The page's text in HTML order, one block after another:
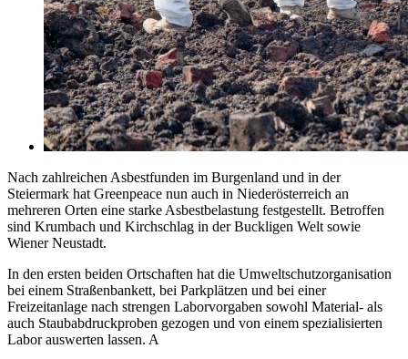
Nach zahlreichen Asbestfunden im Burgenland und in der
Steiermark hat Greenpeace nun auch in Niederösterreich an
mehreren Orten eine starke Asbestbelastung festgestellt. Betroffen
sind Krumbach und Kirchschlag in der Buckligen Welt sowie
Wiener Neustadt.
In den ersten beiden Ortschaften hat die Umweltschutzorganisation
bei einem Straßenbankett, bei Parkplätzen und bei einer
Freizeitanlage nach strengen Laborvorgaben sowohl Material- als
auch Staubabdruckproben gezogen und von einem spezialisierten
Labor auswerten lassen. A